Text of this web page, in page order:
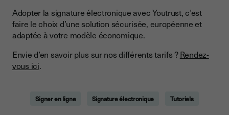
Adopter la signature électronique avec Youtrust, c’est
faire le choix d’une solution sécurisée, européenne et
adaptée à votre modèle économique.
Envie d’en savoir plus sur nos différents tarifs ?Rendez-
vous ici.
Signer en ligne Signature électronique Tutoriels